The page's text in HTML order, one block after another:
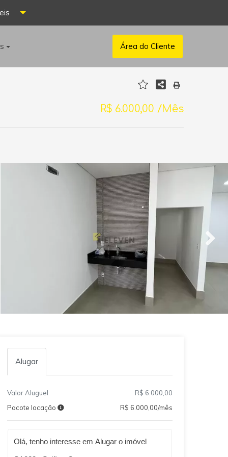
Área do Cliente
R$ 6.000,00 /Mês
Alugar
Valor Aluguel
R$ 6.000,00
Pacote locação
R$ 6.000,00/mês